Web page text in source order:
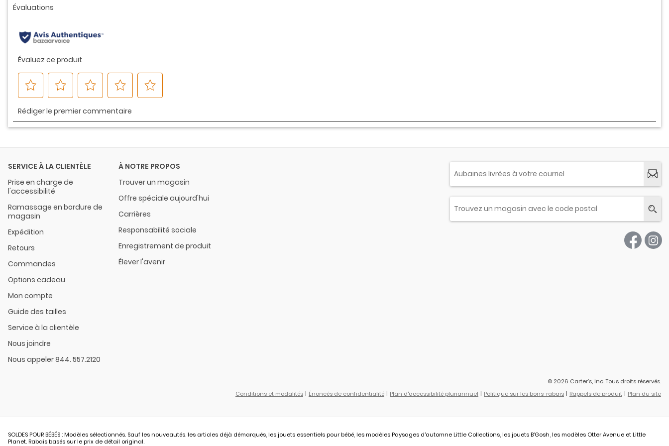
la
SERVICE À LA CLIENTÈLE
Prise en charge de
l'accessibilité
Ramassage en bordure de
magasin
Expédition
Retours
Commandes
Options cadeau
Mon compte
Guide des tailles
Service à la clientèle
Nous joindre
Nous appeler 844. 557.2120
À NOTRE PROPOS
Trouver un magasin
Offre spéciale aujourd'hui
Carrières
Responsabilité sociale
Enregistrement de produit
Élever l'avenir
© 2026 Carter’s, Inc. Tous droits réservés.
Conditions et modalités
Énoncés de confidentialité Plan d'accessibilité pluriannuel Politique sur les bons-rabais Rappels de produit Plan du site
SOLDES POUR BÉBÉS : Modèles sélectionnés. Sauf les nouveautés. les articles déjà démarqués, les jouets essentiels pour bébé, les modèles Paysages d'automne Little Collections, les jouets B’Gosh, les modèles Otter Avenue et Little
Planet. Rabais basés sur le prix de détail original.